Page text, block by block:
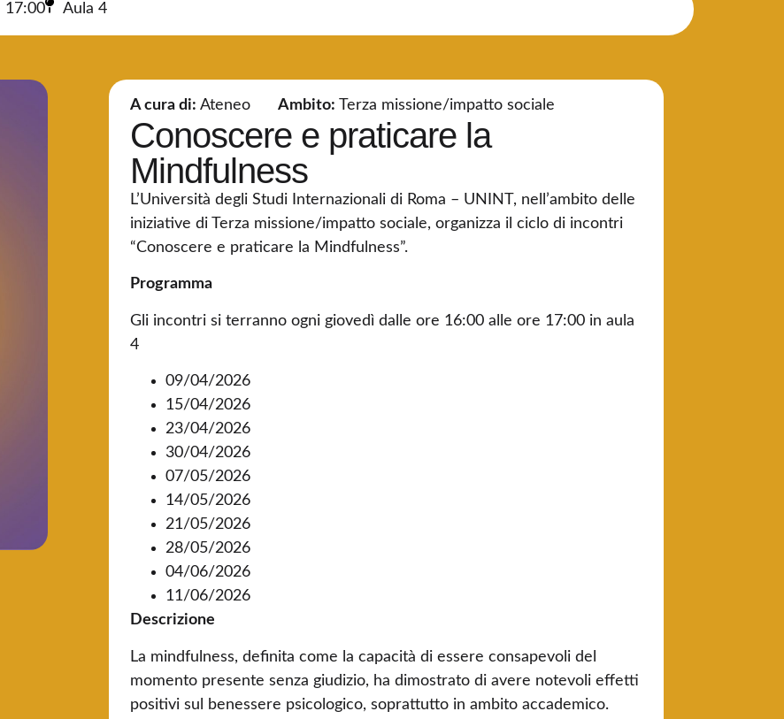
17:00 Aula 4
A cura di: Ateneo Ambito: Terza missione/impatto sociale
Conoscere e praticare la
Mindfulness
L’Università degli Studi Internazionali di Roma – UNINT, nell’ambito delle
iniziative di Terza missione/impatto sociale, organizza il ciclo di incontri
“Conoscere e praticare la Mindfulness”.
Programma
Gli incontri si terranno ogni giovedì dalle ore 16:00 alle ore 17:00 in aula
4
09/04/2026
15/04/2026
23/04/2026
30/04/2026
07/05/2026
14/05/2026
21/05/2026
28/05/2026
04/06/2026
11/06/2026
Descrizione
La mindfulness, definita come la capacità di essere consapevoli del
momento presente senza giudizio, ha dimostrato di avere notevoli effetti
positivi sul benessere psicologico, soprattutto in ambito accademico.